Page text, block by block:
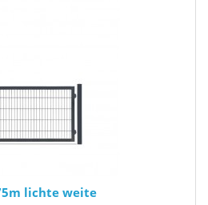
lichte weite